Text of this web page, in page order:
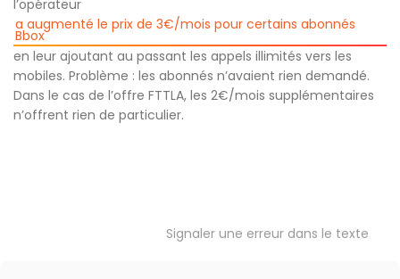
l’opérateur
a augmenté le prix de 3€/mois pour certains abonnés
Bbox
en leur ajoutant au passant les appels illimités vers les
mobiles. Problème : les abonnés n’avaient rien demandé.
Dans le cas de l’offre FTTLA, les 2€/mois supplémentaires
n’offrent rien de particulier.
Signaler une erreur dans le texte